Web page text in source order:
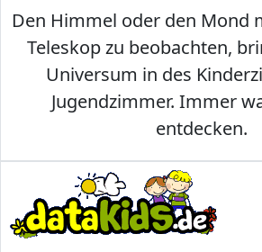
Den Himmel oder den Mond
Teleskop zu beobachten,
Universum in des
Jugendzimmer. Immer
entdecken.